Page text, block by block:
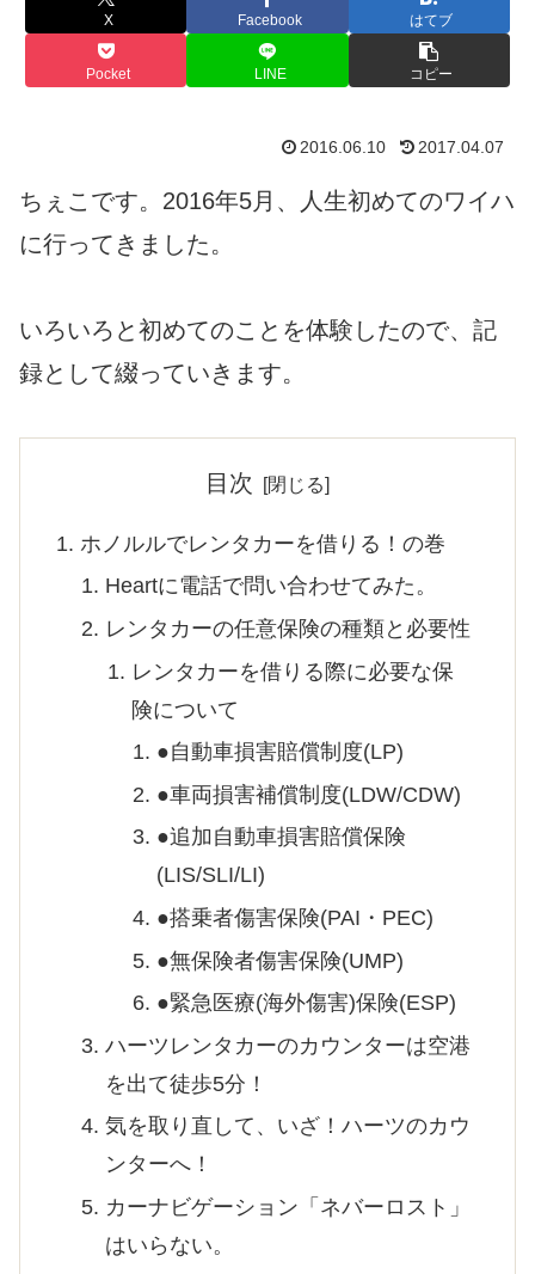
X Facebook はてブ
Pocket LINE コピー
2016.06.10 2017.04.07
ちぇこです。2016年5月、人生初めてのワイハ
に行ってきました。
いろいろと初めてのことを体験したので、記
録として綴っていきます。
目次
ホノルルでレンタカーを借りる！の巻
Heartに電話で問い合わせてみた。
レンタカーの任意保険の種類と必要性
レンタカーを借りる際に必要な保
険について
●自動車損害賠償制度(LP)
●車両損害補償制度(LDW/CDW)
●追加自動車損害賠償保険
(LIS/SLI/LI)
●搭乗者傷害保険(PAI・PEC)
●無保険者傷害保険(UMP)
●緊急医療(海外傷害)保険(ESP)
ハーツレンタカーのカウンターは空港
を出て徒歩5分！
気を取り直して、いざ！ハーツのカウ
ンターへ！
カーナビゲーション「ネバーロスト」
はいらない。